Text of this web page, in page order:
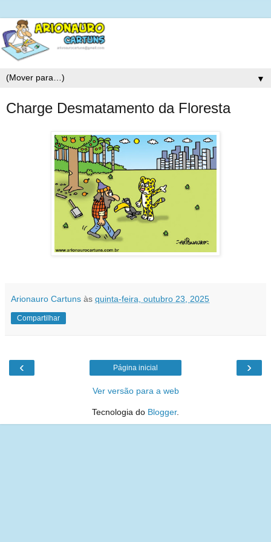
▼
Charge Desmatamento da Floresta
Arionauro Cartuns às quinta-feira, outubro 23, 2025
Compartilhar
‹ ›
Página inicial
Ver versão para a web
Tecnologia do Blogger.